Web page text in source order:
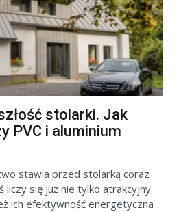
stolarki. Jak
PVC i aluminium
stawia przed stolarką coraz
liczy się już nie tylko atrakcyjny
ich efektywność energetyczna